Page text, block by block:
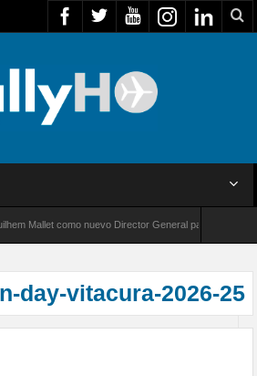
Mallet como nuevo Director General para América
day-vitacura-2026-25